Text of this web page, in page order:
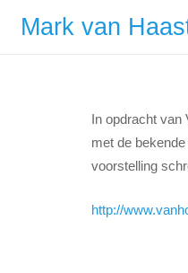
Mark van
In opdracht van
met de
voorstelling
http://